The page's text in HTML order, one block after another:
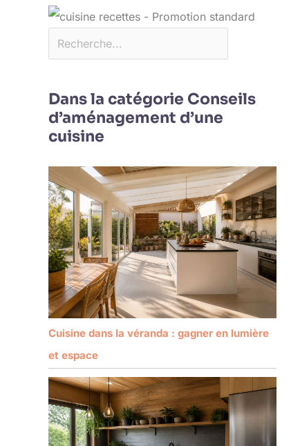
Dans la catégorie Conseils
d’aménagement d’une
cuisine
Cuisine dans la véranda : gagner en lumière
et espace